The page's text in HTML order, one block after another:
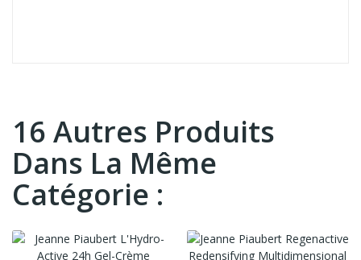
16 Autres Produits
Dans La Même
Catégorie :